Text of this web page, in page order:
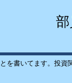
書いてます。投資